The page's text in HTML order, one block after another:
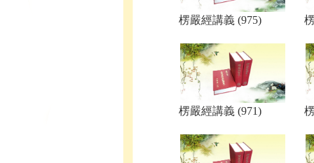
楞嚴經講義 (975)
楞嚴經講義 (971)